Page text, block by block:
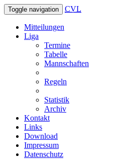
Toggle navigation CVL
Mitteilungen
Liga
Termine
Tabelle
Mannschaften
Regeln
Statistik
Archiv
Kontakt
Links
Download
Impressum
Datenschutz